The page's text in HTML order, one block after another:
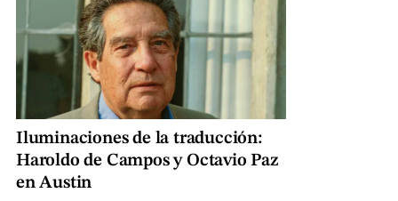
Iluminaciones de la traducción:
Haroldo de Campos y Octavio Paz
en Austin